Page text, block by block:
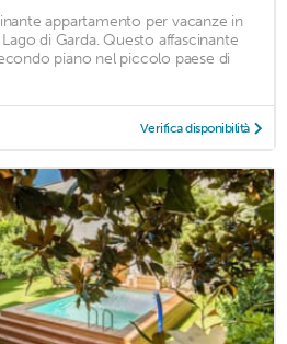
appartamento per vacanze in
di Garda. Questo affascinante
piano nel piccolo paese di
Verifica disponibilità